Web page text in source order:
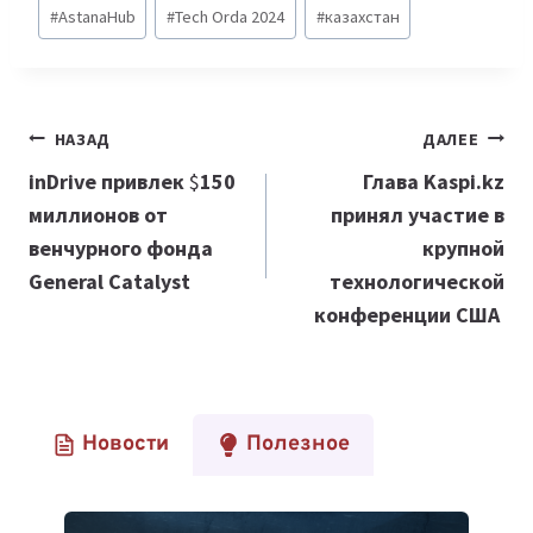
записи:
#AstanaHub #Tech Orda 2024 #казахстан
Навигация
по
записям
НАЗАД
inDrive привлек$150
миллионов от
венчурного фонда
General Catalyst
ДАЛЕЕ
Глава Kaspi.kz
принял участие в
крупной
технологической
конференции США
Новости Полезное